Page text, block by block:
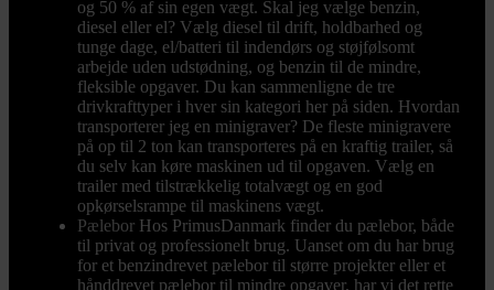
og 50 % af sin egen vægt. Skal jeg vælge benzin,
diesel eller el? Vælg diesel til drift, holdbarhed og
tunge dage, el/batteri til indendørs og støjfølsomt
arbejde uden udstødning, og benzin til de mindre,
fleksible opgaver. Du kan sammenligne de tre
drivkrafttyper i hver sin kategori her på siden. Hvordan
transporterer jeg en minigraver? De fleste minigravere
på op til 2 ton kan transporteres på en kraftig trailer, så
du selv kan køre maskinen ud til opgaven. Vælg en
trailer med tilstrækkelig totalvægt og en god
opkørselsrampe til maskinens vægt.
Pælebor Hos PrimusDanmark finder du pælebor, både
til privat og professionelt brug. Uanset om du har brug
for et benzindrevet pælebor til større projekter eller et
hånddrevet pælebor til mindre opgaver, har vi det rette